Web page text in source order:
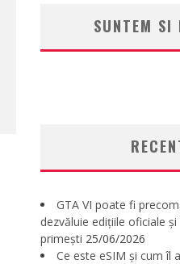
SUNTEM SI
GTA VI poate fi
dezvăluie edițiile oficiale
primești 25/06/2026
Ce este eSIM și cum îl